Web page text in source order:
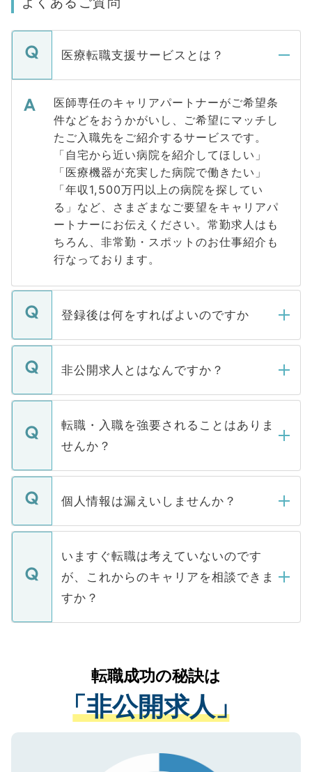
医療転職支援サービスとは？
医師専任のキャリアパートナーがご希望条
件などをおうかがいし、ご希望にマッチし
たご入職先をご紹介するサービスです。
「自宅から近い病院を紹介してほしい」
「医療機器が充実した病院で働きたい」
「年収1,500万円以上の病院を探してい
る」など、さまざまなご要望をキャリアパ
ートナーにお伝えください。常勤求人はも
ちろん、非常勤・スポットのお仕事紹介も
行なっております。
登録後は何をすればよいのですか
ご登録いただきましたら、弊社担当者がご
登録内容を確認し、その後メールもしくは
ます。通常、5営業日以内にはご連絡をせて
いただきますので、しばらくお待ちくださ
い。
非公開求人とはなんですか？
マイナビDOCTORで取り扱っている求人の
うち約3割は、Webサイトからご覧いただ
けない「非公開求人」です。非公開求人は
下記の理由によって、一般には公開してい
ません。
■応募殺到を避けるため 人気のある医療機
関を公にしてしまうと、応募が殺到する場
に、医療機関が求める条件に合った人材の
みを人材紹介会社に依頼するケースが増え
ています。
転職・入職を強要されることはありま
せんか？
転職・入職を強要することは一切ありませ
ん。また、仮に応募先から内定をいただい
定を承諾する必要はありません。内定先へ
の辞退の連絡はキャリアパートナーが行い
ますので、ご安心ください。
個人情報は漏えいしませんか？
個人情報が漏えいすることはありませんの
で、ご安心ください。当サイトからの登録
などで収集したご登録者様の個人情報は、
ご本人のキャリアアップおよび転職活動の
支援を目的に使用いたします。お預かりし
ているすべての個人データはご本人の許可
は、個人情報の取り扱いについての厳密な
管理基準を満たした事業者のみに付与され
る、プライバシーマークを取得済みです。
ご登録いただいた個人情報は、SSL（デー
で、機密保持に関してもご安心ください。
いますぐ転職は考えていないのです
が、これからのキャリアを相談できま
すか？
かがいして、現在の医療機関の状況や紹介
経験をまじえながら、適切なアドバイスを
させていただきます。すぐにご転職をされ
ない方には、長期的なサポートが可能です
ので、まずはご登録ください。
転職成功の秘訣は
「非公開求人」